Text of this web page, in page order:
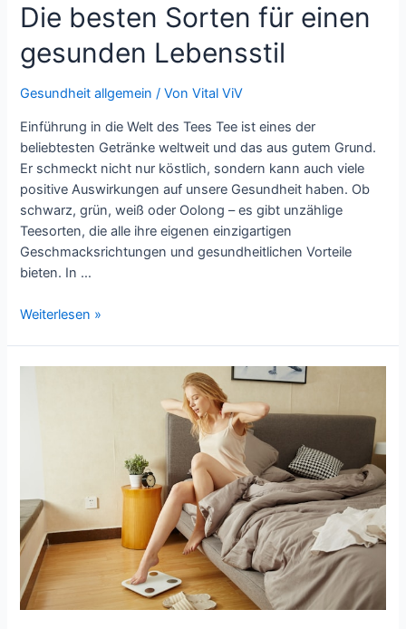
Die besten Sorten für einen
gesunden Lebensstil
Gesundheit allgemein / VonVital ViV
Einführung in die Welt des Tees Tee ist eines der
beliebtesten Getränke weltweit und das aus gutem Grund.
Er schmeckt nicht nur köstlich, sondern kann auch viele
positive Auswirkungen auf unsere Gesundheit haben. Ob
schwarz, grün, weiß oder Oolong – es gibt unzählige
Teesorten, die alle ihre eigenen einzigartigen
Geschmacksrichtungen und gesundheitlichen Vorteile
bieten. In …
Tee
gesunden
Lebensstil
Weiterlesen »